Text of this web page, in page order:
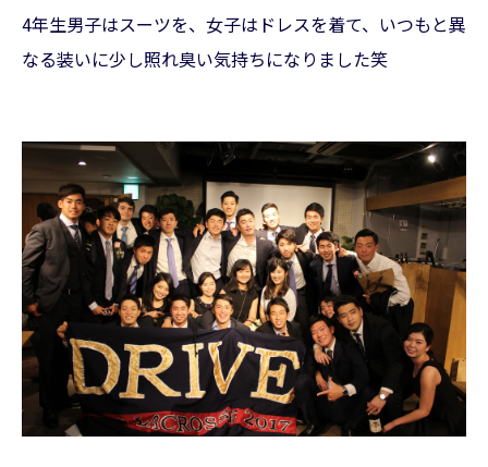
4年生男子はスーツを、女子はドレスを着て、いつもと異
なる装いに少し照れ臭い気持ちになりました笑